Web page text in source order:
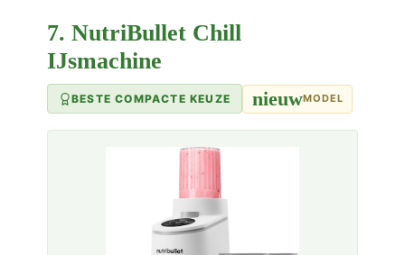
7. NutriBullet Chill
IJsmachine
BESTE COMPACTE KEUZE nieuwMODEL